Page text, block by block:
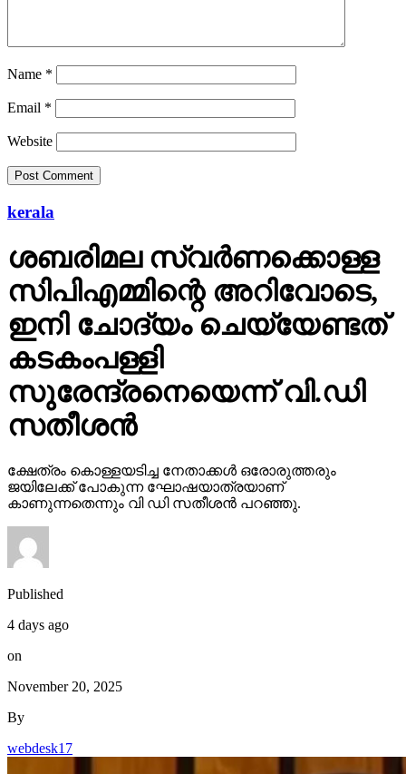
Name *
Email *
Website
kerala
ശബരിമല സ്വര്‍ണക്കൊള്ള
സിപിഎമ്മിന്റെ അറിവോടെ,
ഇനി ചോദ്യം ചെയ്യേണ്ടത്
കടകംപള്ളി
സുരേന്ദ്രനെയെന്ന് വി.ഡി
സതീശന്‍
ക്ഷേത്രം കൊള്ളയടിച്ച നേതാക്കള്‍ ഒരോരുത്തരും
ജയിലേക്ക് പോകുന്ന ഘോഷയാത്രയാണ്
കാണുന്നതെന്നും വി ഡി സതീശന്‍ പറഞ്ഞു.
Published
4 days ago
on
November 20, 2025
By
webdesk17